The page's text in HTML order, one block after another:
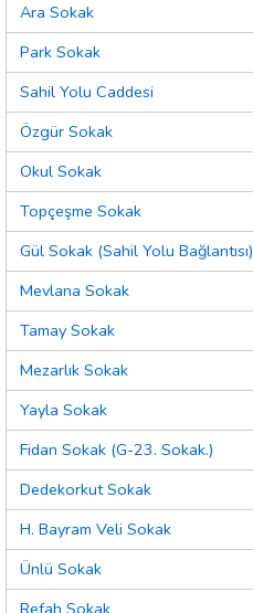
Ara Sokak
Park Sokak
Sahil Yolu Caddesi
Özgür Sokak
Okul Sokak
Topçeşme Sokak
Gül Sokak (Sahil Yolu Bağlantısı)
Mevlana Sokak
Tamay Sokak
Mezarlık Sokak
Yayla Sokak
Fidan Sokak (G-23. Sokak.)
Dedekorkut Sokak
H. Bayram Veli Sokak
Ünlü Sokak